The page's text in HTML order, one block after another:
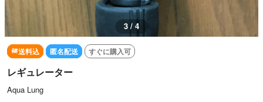
3 / 4
送料込 匿名配送 すぐに購入可
レギュレーター
Aqua Lung